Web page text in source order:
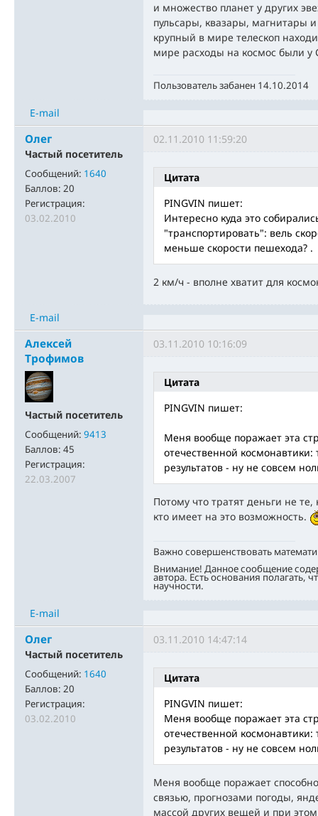
и множество планет у других
пульсары, квазары, магнитары
крупный в мире телескоп
мире расходы на космос были у
Пользователь забанен 14.10.2014
E-mail
Олег
Частый посетитель
Сообщений: 1640
Баллов: 20
Регистрация:
03.02.2010
02.11.2010 11:59:20
Цитата
PINGVIN пишет:
Интересно куда это
"транспортировать": вель
меньше скорости пешехода? .
2 км/ч - вполне хватит для
E-mail
Алексей
Трофимов
Частый посетитель
Сообщений: 9413
Баллов: 45
Регистрация:
22.03.2007
03.11.2010 10:16:09
Цитата
PINGVIN пишет:
Меня вообще поражает эта
отечественной
результатов - ну не совсем
Потому что тратят деньги не
кто имеет на это возможность.
Важно совершенствовать
Внимание! Данное сообщение
автора. Есть основания полагать,
научности.
E-mail
Олег
Частый посетитель
Сообщений: 1640
Баллов: 20
Регистрация:
03.02.2010
03.11.2010 14:47:14
Цитата
PINGVIN пишет:
Меня вообще поражает эта
отечественной
результатов - ну не совсем
Меня вообще поражает
связью, прогнозами погоды,
массой других вещей и при